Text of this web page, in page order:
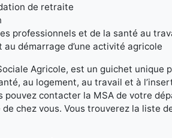
de retraite
professionnels et de la santé au
au démarrage d’une activité agricole
Agricole, est un guichet
au logement, au travail et à
pouvez contacter la MSA de votre
de chez vous. Vous trouverez la liste